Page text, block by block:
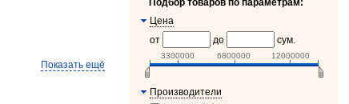
Показать ещё
Подбор товаров по параметрам:
Цена
от
до сум.
3300000 6800000 12000000
Производители